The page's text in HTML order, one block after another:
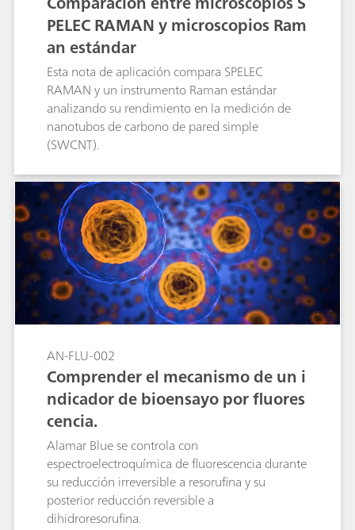
PELEC RAMAN y microscopios Ram
an estándar
Esta nota de aplicación compara SPELEC
RAMAN y un instrumento Raman estándar
analizando su rendimiento en la medición de
nanotubos de carbono de pared simple
(SWCNT).
AN-FLU-002
Comprender el mecanismo de un i
ndicador de bioensayo por fluores
cencia.
Alamar Blue se controla con
espectroelectroquímica de fluorescencia durante
su reducción irreversible a resorufina y su
posterior reducción reversible a
dihidroresorufina.